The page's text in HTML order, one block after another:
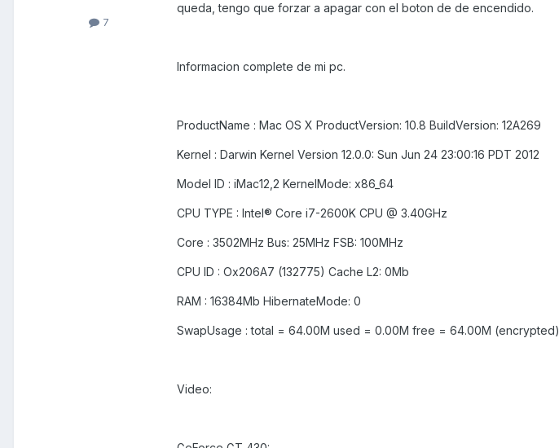
7
queda, tengo que forzar a apagar con el boton de de encendido.
Informacion complete de mi pc.
ProductName : Mac OS X ProductVersion: 10.8 BuildVersion: 12A269
Kernel : Darwin Kernel Version 12.0.0: Sun Jun 24 23:00:16 PDT 2012
Model ID : iMac12,2 KernelMode: x86_64
CPU TYPE : Intel® Core i7-2600K CPU @ 3.40GHz
Core : 3502MHz Bus: 25MHz FSB: 100MHz
CPU ID : Ox206A7 (132775) Cache L2: 0Mb
RAM : 16384Mb HibernateMode: 0
SwapUsage : total = 64.00M used = 0.00M free = 64.00M (encrypted)
Video: